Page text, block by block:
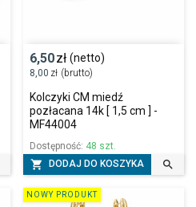
6,50zł (netto)
8,00 zł (brutto)
Kolczyki CM miedź
pozłacana 14k [ 1,5 cm ] -
MF44004
Dostępność: 48 szt.
 DODAJ DO KOSZYKA 
NOWY PRODUKT